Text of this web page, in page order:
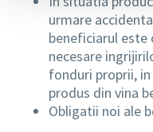
urmare
beneficiarul este
necesare
fonduri proprii,
produs din vina
Obligatii noi ale